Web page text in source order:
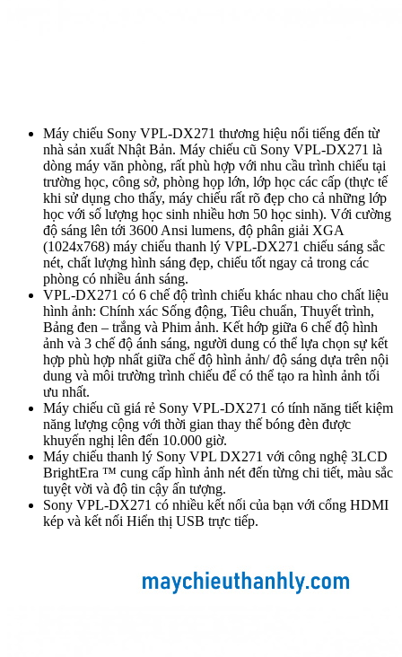
Máy chiếu Sony VPL-DX271 thương hiệu nổi tiếng đến từ
nhà sản xuất Nhật Bản. Máy chiếu cũ Sony VPL-DX271 là
dòng máy văn phòng, rất phù hợp với nhu cầu trình chiếu tại
trường học, công sở, phòng họp lớn, lớp học các cấp (thực tế
khi sử dụng cho thấy, máy chiếu rất rõ đẹp cho cả những lớp
học với số lượng học sinh nhiều hơn 50 học sinh). Với cường
độ sáng lên tới 3600 Ansi lumens, độ phân giải XGA
(1024x768) máy chiếu thanh lý VPL-DX271 chiếu sáng sắc
nét, chất lượng hình sáng đẹp, chiếu tốt ngay cả trong các
phòng có nhiều ánh sáng.
VPL-DX271 có 6 chế độ trình chiếu khác nhau cho chất liệu
hình ảnh: Chính xác Sống động, Tiêu chuẩn, Thuyết trình,
Bảng đen – trắng và Phim ảnh. Kết hớp giữa 6 chế độ hình
ảnh và 3 chế độ ánh sáng, người dung có thể lựa chọn sự kết
hợp phù hợp nhất giữa chế độ hình ảnh/ độ sáng dựa trên nội
dung và môi trường trình chiếu để có thể tạo ra hình ảnh tối
ưu nhất.
Máy chiếu cũ giá rẻ Sony VPL-DX271 có tính năng tiết kiệm
năng lượng cộng với thời gian thay thế bóng đèn được
khuyến nghị lên đến 10.000 giờ.
Máy chiếu thanh lý Sony VPL DX271 với công nghệ 3LCD
BrightEra ™ cung cấp hình ảnh nét đến từng chi tiết, màu sắc
tuyệt vời và độ tin cậy ấn tượng.
Sony VPL-DX271 có nhiều kết nối của bạn với cổng HDMI
kép và kết nối Hiển thị USB trực tiếp.